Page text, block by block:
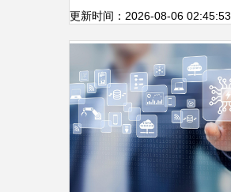
研发视角
更新时间：2026-08-06 02:45:53